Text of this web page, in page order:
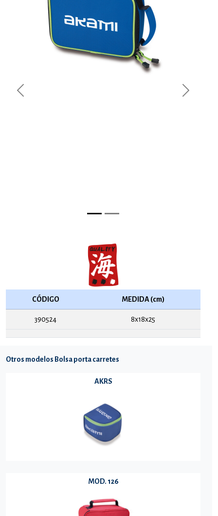
Previous Next
CÓDIGO MEDIDA (cm)
390524 8x18x25
Otros modelos Bolsa porta carretes
AKRS
MOD. 126